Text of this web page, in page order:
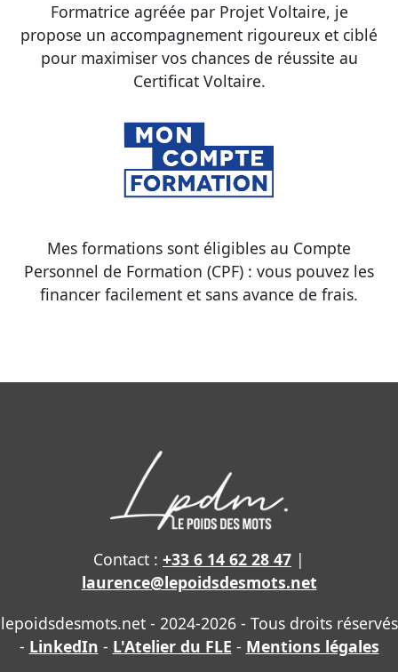
Formatrice agréée par Projet Voltaire, je
propose un accompagnement rigoureux et ciblé
pour maximiser vos chances de réussite au
Certificat Voltaire.
Mes formations sont éligibles au Compte
Personnel de Formation (CPF) : vous pouvez les
financer facilement et sans avance de frais.
Contact : +33 6 14 62 28 47 |
laurence@lepoidsdesmots.net
lepoidsdesmots.net - 2024-2026 - Tous droits réservés
- LinkedIn - L'Atelier du FLE - Mentions légales